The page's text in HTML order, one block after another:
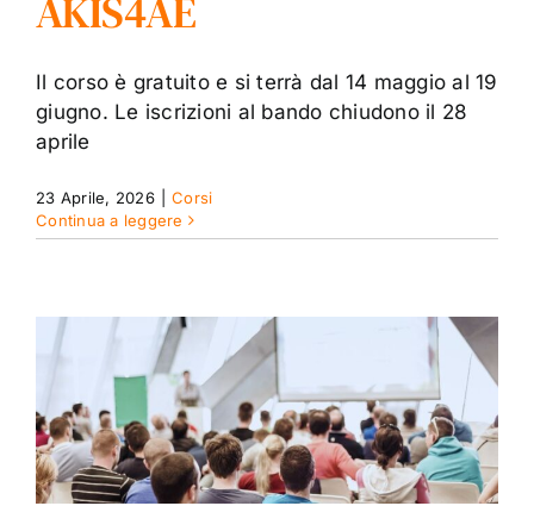
AKIS4AE
Il corso è gratuito e si terrà dal 14 maggio al 19
giugno. Le iscrizioni al bando chiudono il 28
aprile
23 Aprile, 2026
Corsi
Continua a leggere